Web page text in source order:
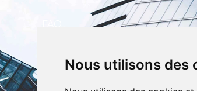
Nous utilisons des
CEFIM ASBL